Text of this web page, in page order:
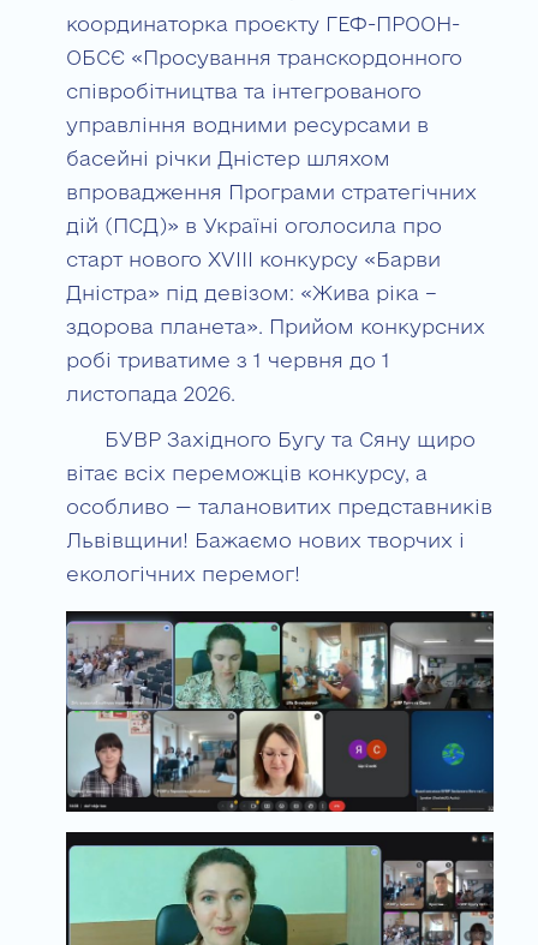
координаторка проєкту ГЕФ-ПРООН-
ОБСЄ «Просування транскордонного
співробітництва та інтегрованого
управління водними ресурсами в
басейні річки Дністер шляхом
впровадження Програми стратегічних
дій (ПСД)» в Україні оголосила про
старт нового XVIII конкурсу «Барви
Дністра» під девізом: «Жива ріка –
здорова планета». Прийом конкурсних
робі триватиме з 1 червня до 1
листопада 2026.
БУВР Західного Бугу та Сяну щиро
вітає всіх переможців конкурсу, а
особливо — талановитих представників
Львівщини! Бажаємо нових творчих і
екологічних перемог!